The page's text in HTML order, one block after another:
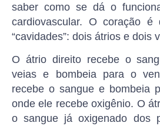
saber como se dá o
cardiovascular. O coração é
“cavidades”: dois átrios e dois
O átrio direito recebe o
veias e bombeia para o
recebe o sangue e bombeia
onde ele recebe oxigênio. O
o sangue já oxigenado dos